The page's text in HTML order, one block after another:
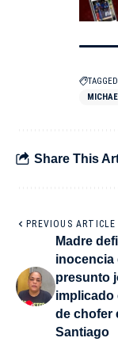
Share This
PREVIOUS ARTICLE
Madre
inocencia
presunto
implicado
de chofer
Santiago